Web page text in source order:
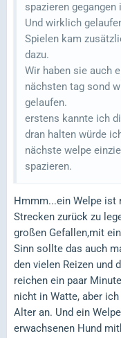
spazieren
Und wirklich
Spielen kam
dazu.
Wir haben sie auch
nächsten tag sond
gelaufen.
erstens kannte ich
dran halten würde
nächste welpe
spazieren.
Hmmm...ein Welpe ist
Strecken zurück zu
großen Gefallen,mit
Sinn sollte das auch
den vielen Reizen und
reichen ein paar
nicht in Watte, aber
Alter an. Und ein
erwachsenen Hund